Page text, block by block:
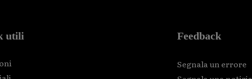
utili Feedback
Segnala un errore